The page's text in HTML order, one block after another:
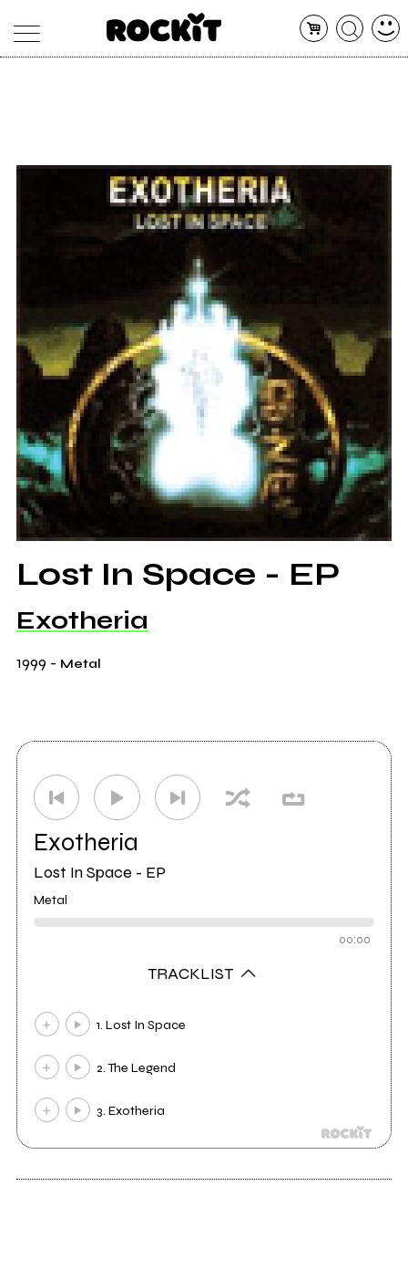
ARTISTI
CONCERTI
SHOP
Lost In Space - EP
Exotheria
1999 - Metal
Exotheria
Lost In Space - EP
Metal
00:00
TRACKLIST
1. Lost In Space
2. The Legend
3. Exotheria